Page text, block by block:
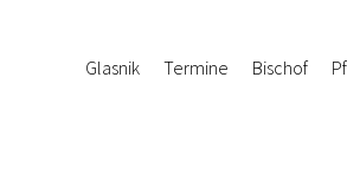
Glasnik Termine Bischof